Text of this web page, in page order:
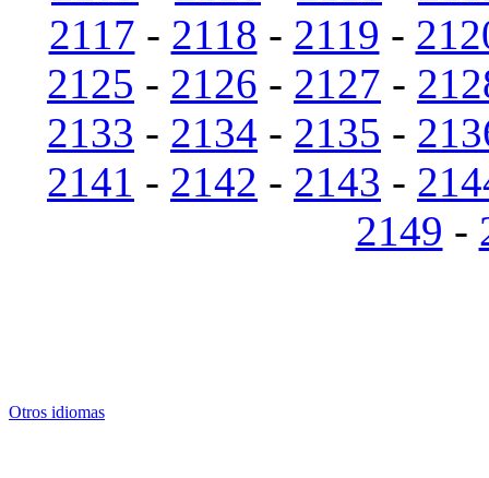
2117 - 2118 - 2119 -
2125 - 2126 - 2127 -
2133 - 2134 - 2135 -
2141 - 2142 - 2143 -
2149 -
Otros idiomas